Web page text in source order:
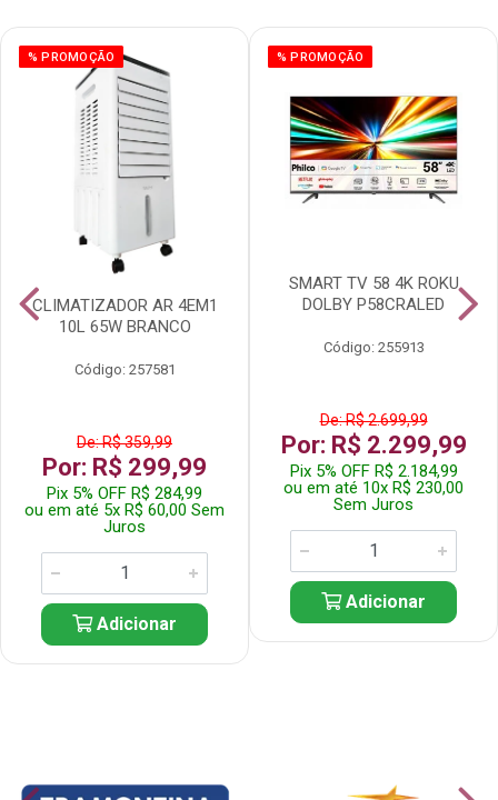
% PROMOÇÃO
CLIMATIZADOR AR 4EM1
10L 65W BRANCO
Código: 257581
De: R$ 359,99
Por: R$ 299,99
Pix 5% OFF R$ 284,99
ou em até 5x R$ 60,00 Sem
Juros
Adicionar
% PROMOÇÃO
SMART TV 58 4K ROKU
DOLBY P58CRALED
Código: 255913
De: R$ 2.699,99
Por: R$ 2.299,99
Pix 5% OFF R$ 2.184,99
ou em até 10x R$ 230,00
Sem Juros
Adicionar